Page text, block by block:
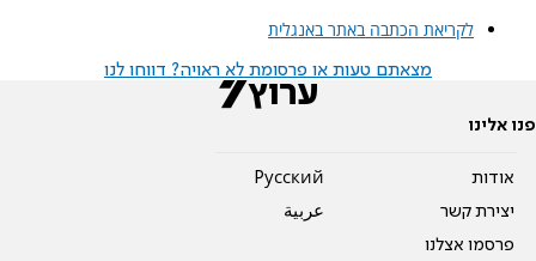
לקריאת הכתבה באתר באנגלית
מצאתם טעות או פרסומת לא ראויה? דווחו לנו
פנו אלינו
אודות
יצירת קשר
פרסמו אצלנו
Pусский
عربية